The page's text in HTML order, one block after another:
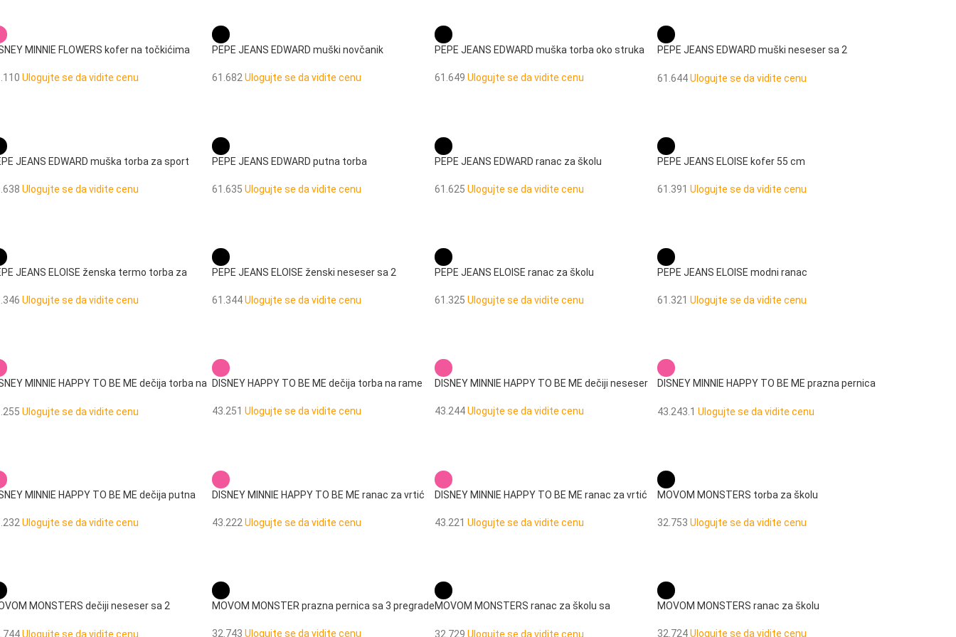
MINNIE FLOWERS kofer na točkićima
Ulogujte se da vidite cenu
PEPE JEANS EDWARD muški novčanik
61.682 Ulogujte se da vidite cenu
PEPE JEANS EDWARD muška torba oko struka
61.649 Ulogujte se da vidite cenu
PEPE JEANS EDWARD muški neseser sa 2
61.644Ulogujte se da vidite cenu
JEANS EDWARD muška torba za sport
Ulogujte se da vidite cenu
PEPE JEANS EDWARD putna torba
61.635 Ulogujte se da vidite cenu
PEPE JEANS EDWARD ranac za školu
61.625 Ulogujte se da vidite cenu
PEPE JEANS ELOISE kofer 55 cm
61.391 Ulogujte se da vidite cenu
JEANS ELOISE ženska termo torba za
Ulogujte se da vidite cenu
PEPE JEANS ELOISE ženski neseser sa 2
61.344Ulogujte se da vidite cenu
PEPE JEANS ELOISE ranac za školu
61.325 Ulogujte se da vidite cenu
PEPE JEANS ELOISE modni ranac
61.321 Ulogujte se da vidite cenu
MINNIE HAPPY TO BE ME dečija torba na
Ulogujte se da vidite cenu
DISNEY HAPPY TO BE ME dečija torba na rame
43.251 Ulogujte se da vidite cenu
DISNEY MINNIE HAPPY TO BE ME dečiji neseser
43.244Ulogujte se da vidite cenu
DISNEY MINNIE HAPPY TO BE ME prazna pernica
43.243.1 Ulogujte se da vidite cenu
MINNIE HAPPY TO BE ME dečija putna
Ulogujte se da vidite cenu
DISNEY MINNIE HAPPY TO BE ME ranac za vrtić
43.222 Ulogujte se da vidite cenu
DISNEY MINNIE HAPPY TO BE ME ranac za vrtić
43.221 Ulogujte se da vidite cenu
MOVOM MONSTERS torba za školu
32.753 Ulogujte se da vidite cenu
MONSTERS dečiji neseser sa 2
Ulogujte se da vidite cenu
MOVOM MONSTER prazna pernica sa 3 pregrade
32.743 Ulogujte se da vidite cenu
MOVOM MONSTERS ranac za školu sa
32.729 Ulogujte se da vidite cenu
MOVOM MONSTERS ranac za školu
32.724Ulogujte se da vidite cenu